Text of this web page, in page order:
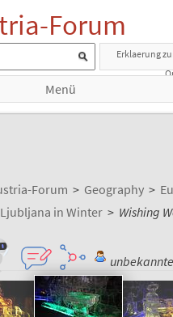
Forum
Erklaerung
Menü
Forum > Geography >
Ljubljana in Winter > Wishing